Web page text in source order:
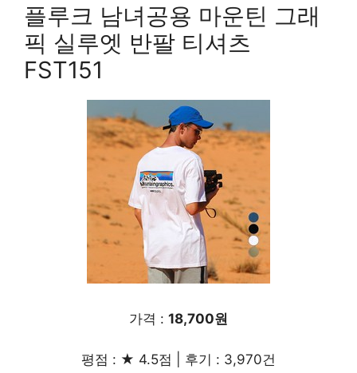
플루크 남녀공용 마운틴 그래
픽 실루엣 반팔 티셔츠
FST151
가격 : 18,700원
평점 : ★ 4.5점 | 후기 : 3,970건